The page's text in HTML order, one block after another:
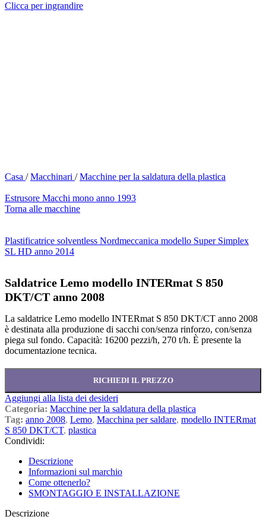
Clicca per ingrandire
Casa / Macchinari / Macchine per la saldatura della plastica
Estrusore Macchi mono anno 1993
Torna alle macchine
Plastificatrice solventless Nordmeccanica modello Super Simplex
SL HD anno 2014
Saldatrice Lemo modello INTERmat S 850
DKT/CT anno 2008
La saldatrice Lemo modello INTERmat S 850 DKT/CT anno 2008
è destinata alla produzione di sacchi con/senza rinforzo, con/senza
piega sul fondo. Capacità: 16200 pezzi/h, 270 t/h. È presente la
documentazione tecnica.
RICHIEDI IL PREZZO
Aggiungi alla lista dei desideri
Categoria: Macchine per la saldatura della plastica
Tag: anno 2008, Lemo, Macchina per saldare, modello INTERmat
S 850 DKT/CT, plastica
Condividi:
Descrizione
Informazioni sul marchio
Come ottenerlo?
SMONTAGGIO E INSTALLAZIONE
Descrizione